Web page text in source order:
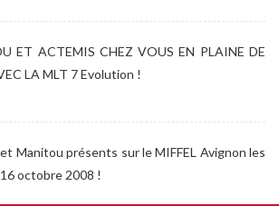
ET ACTEMIS CHEZ VOUS EN PLAINE DE
LA MLT 7 Evolution !
Manitou présents sur le MIFFEL Avignon les
octobre 2008 !